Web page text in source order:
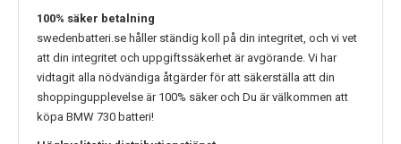
100% säker betalning
swedenbatteri.se håller ständig koll på din integritet, och vi vet
att din integritet och uppgiftssäkerhet är avgörande. Vi har
vidtagit alla nödvändiga åtgärder för att säkerställa att din
shoppingupplevelse är 100% säker och Du är välkommen att
köpa BMW 730 batteri!